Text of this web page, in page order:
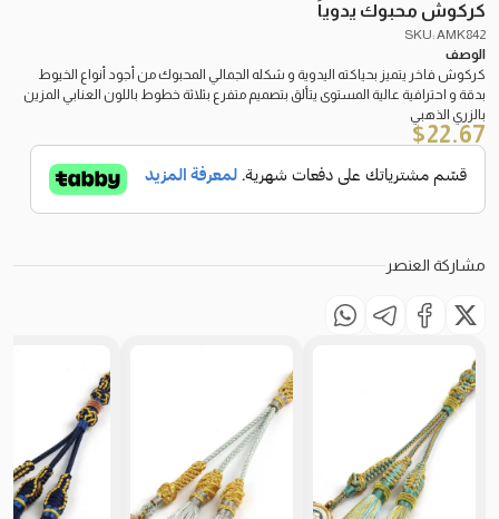
كركوش محبوك يدوياً
SKU: AMK842
الوصف
كركوش فاخر يتميز بحياكته اليدوية و شكله الجمالي المحبوك من أجود أنواع الخيوط
بدقة و احترافية عالية المستوى يتألق بتصميم متفرع بثلاثة خطوط باللون العنابي المزين
بالزري الذهبي
22.67
$
مشاركة العنصر